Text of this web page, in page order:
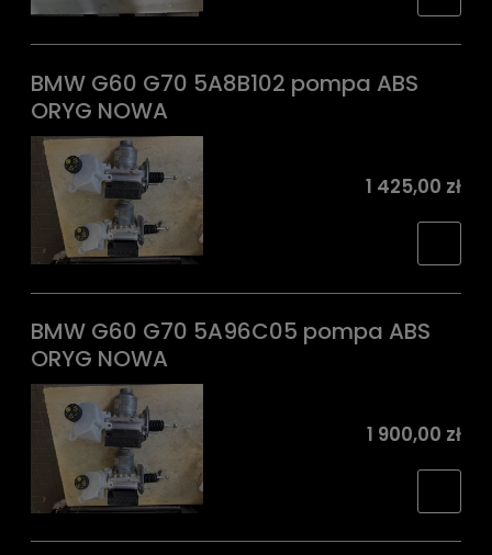
BMW G60 G70 5A8B102 pompa ABS
ORYG NOWA
1 425,00 zł
BMW G60 G70 5A96C05 pompa ABS
ORYG NOWA
1 900,00 zł